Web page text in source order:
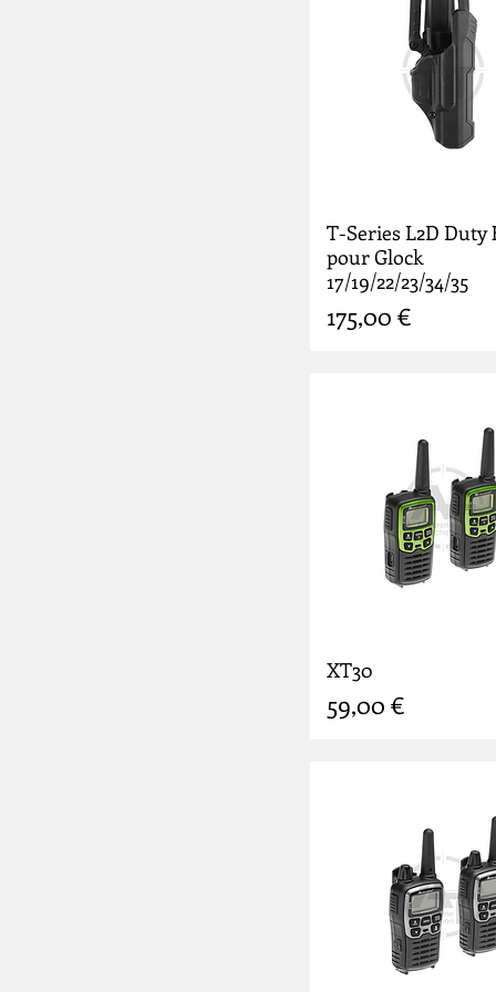
T-Series L2D Duty
pour Glock
17/19/22/23/34/35
Prix
175,00 €
XT30
Prix
59,00 €